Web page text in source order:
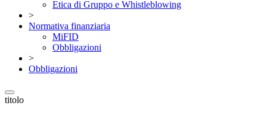
Etica di Gruppo e Whistleblowing
>
Normativa finanziaria
MiFID
Obbligazioni
>
Obbligazioni
titolo